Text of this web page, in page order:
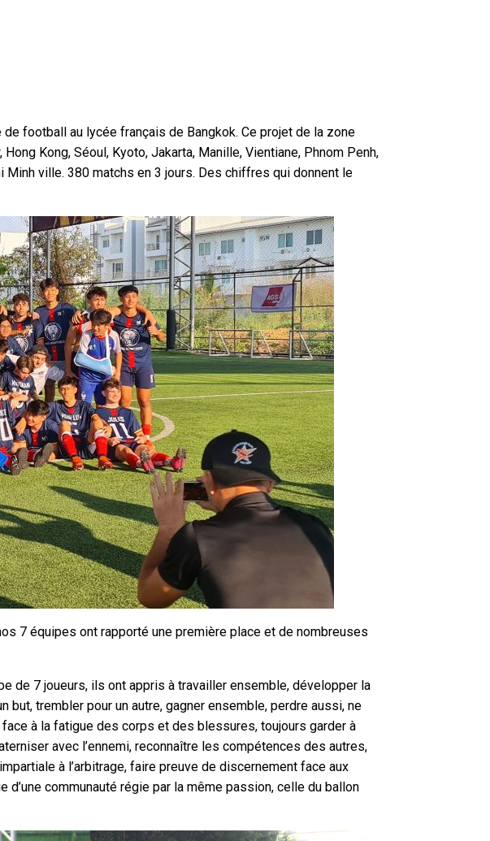
de football au lycée français de Bangkok. Ce projet de la zone
Kong, Séoul, Kyoto, Jakarta, Manille, Vientiane, Phnom Penh,
Minh ville. 380 matchs en 3 jours. Des chiffres qui donnent le
7 équipes ont rapporté une première place et de nombreuses
de 7 joueurs, ils ont appris à travailler ensemble, développer la
but, trembler pour un autre, gagner ensemble, perdre aussi, ne
à la fatigue des corps et des blessures, toujours garder à
avec l’ennemi, reconnaître les compétences des autres,
à l’arbitrage, faire preuve de discernement face aux
communauté régie par la même passion, celle du ballon